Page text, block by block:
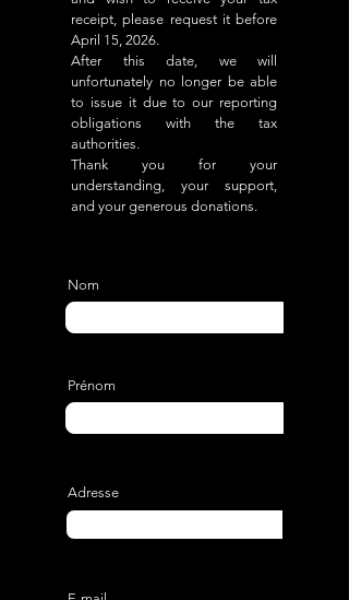
receipt, please request it before
April 15, 2026.
After this date, we will
unfortunately no longer be able
to issue it due to our reporting
obligations with the tax
authorities.
Thank you for your
understanding, your support,
and your generous donations.
Nom
Prénom
Adresse